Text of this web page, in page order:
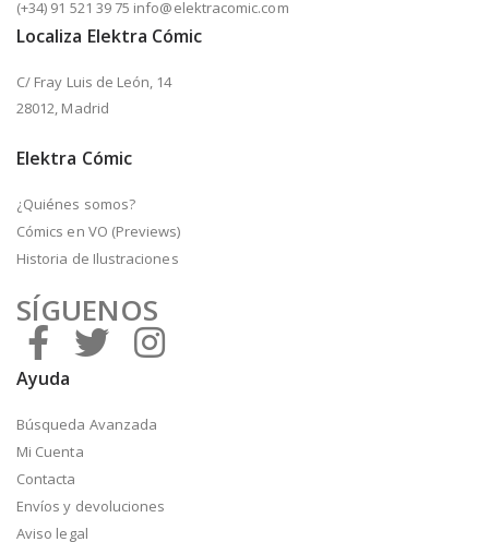
(+34) 91 521 39 75 info@elektracomic.com
Localiza Elektra Cómic
C/ Fray Luis de León, 14
28012, Madrid
Elektra Cómic
¿Quiénes somos?
Cómics en VO (Previews)
Historia de Ilustraciones
SÍGUENOS
Ayuda
Búsqueda Avanzada
Mi Cuenta
Contacta
Envíos y devoluciones
Aviso legal